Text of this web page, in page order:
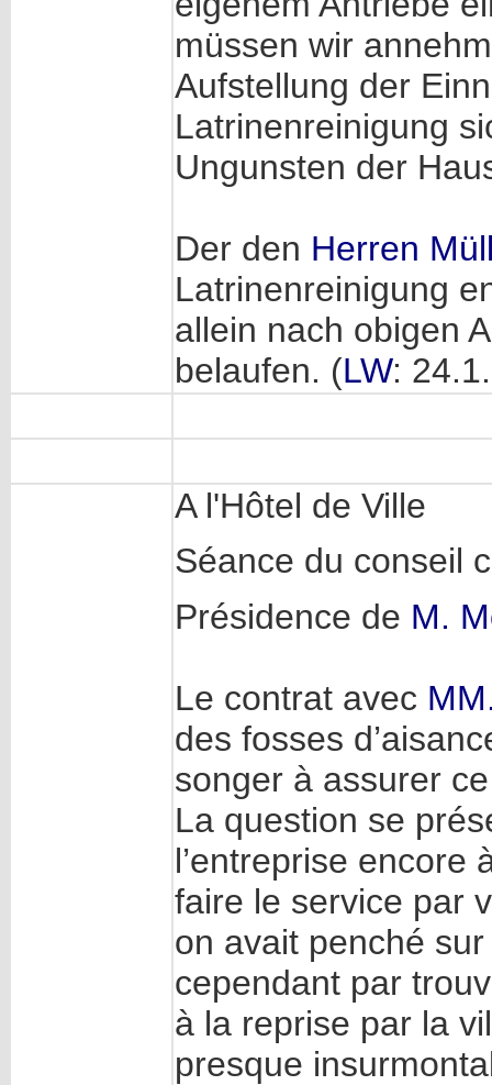
müssen wir
Aufstellung der
Latrinenreinigung
Ungunsten der
Der den Herren
Latrinenreinigung
allein nach obigen
belaufen. (LW:
A l'Hôtel de Ville
Séance du conseil
Présidence de M.
Le contrat avec
des fosses
songer à assurer
La question se
l’entreprise encore
faire le service par
on avait penché
cependant par
à la reprise par la
presque